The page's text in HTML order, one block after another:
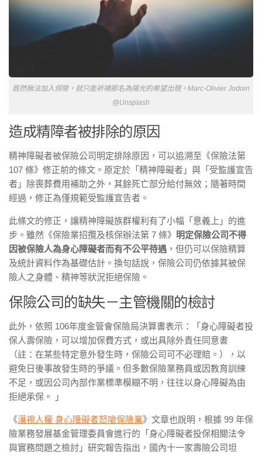
既然無法加入保險，就只能祈禱那名為陽光的希望出現。Marc-Olivier Jodoin
@Unsplash
造成精障者被排除的原因
精神障礙者被保險公司明定排除原因，可以追溯至《保險法第
107 條》修正前的條文。原定於「精神障礙者」與「受監護宣告
者」除喪葬費用補助之外，其餘死亡部分給付無效；隨著時間
經過，修正為僅規範受監護宣告者。
此條文的修正，讓精神障礙族群權利有了小幅「意義上」的進
步。雖然《保險業招攬及核保辦法第 7 條》
明定保險公司不得
因被保險人為身心障礙者而有不公平待遇 ，但仍可以保險精算
及統計資料作為基礎估計。換句話說，保險公司仍依據其被保
險人之身體、精神等狀況拒絕保險。
保險公司的缺失－主管機關的檢討
此外，依照 106年度金管會保險局決算書表示：「身心障礙者投
保人壽保險，可以增加保費方式，或出具除外責任同意書
（註：在某些特定意外發生時，保險公司可不必理賠。），以
避免日後事故發生時的爭議。但多數保險業務員或因教育訓練
不足，或因公司內部作業標準模糊不明，往往以身心障礙為由
拒絕承保。 」
《漠視人權 身心障礙者怒嗆保險業》文章也說明，根據 99 年保
險業務發展基金管理委員會進行的「身心障礙者投保相關法令
與實務問題之檢討」研究報告指出，國內十一家壽險公司坦